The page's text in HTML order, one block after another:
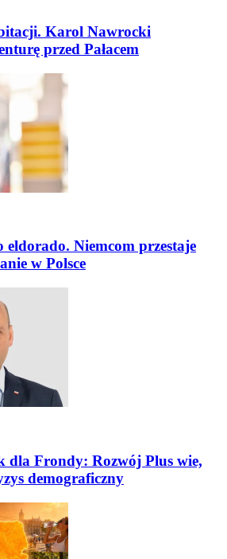
Karol Nawrocki
przed Pałacem
eldorado. Niemcom przestaje
w Polsce
dla Frondy: Rozwój Plus wie,
demograficzny